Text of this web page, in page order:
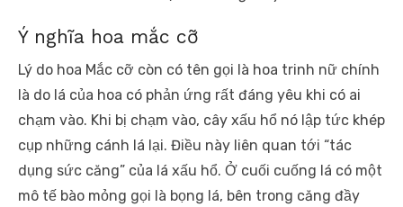
Ý nghĩa hoa mắc cỡ
Lý do hoa Mắc cỡ còn có tên gọi là hoa trinh nữ chính
là do lá của hoa có phản ứng rất đáng yêu khi có ai
chạm vào. Khi bị chạm vào, cây xấu hổ nó lập tức khép
cụp những cánh lá lại. Điều này liên quan tới “tác
dụng sức căng” của lá xấu hổ. Ở cuối cuống lá có một
mô tế bào mỏng gọi là bọng lá, bên trong căng đầy